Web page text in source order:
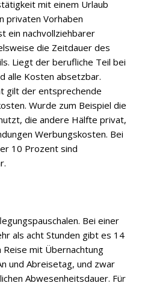
mit einem Urlaub
privaten Vorhaben
ein nachvollziehbarer
die Zeitdauer des
Liegt der berufliche Teil bei
alle Kosten absetzbar.
gilt der entsprechende
Wurde zum Beispiel die
die andere Hälfte privat,
Werbungskosten. Bei
10 Prozent sind
Bei einer
als acht Stunden gibt es 14
mit Übernachtung
und Abreisetag, und zwar
Abwesenheitsdauer. Für